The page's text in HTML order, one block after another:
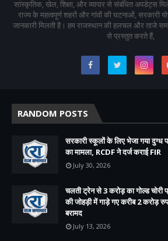
सांस्कृतिक, खेल, शिक्षा, और व्यापार से संबंधित अपडेट्स
राज्य के महत्वपूर्ण शहरों और गांवों की घटनाओं, सरकारी
जानकारी मिलती है। हम राजस्थान की हलचल और ताजे
से प्रस्तुत करते हैं,
RANDOM POSTS
सरकारी स्कूलों के लिए भेजा गया दुग्ध
का मामला, RCDF ने दर्ज कराई FIR
July 30, 2026
चलती ट्रेन से 3 करोड़ का गोल्ड
की जोहड़ी में गाड़े गए करीब 2
बरामद
July 13, 2026